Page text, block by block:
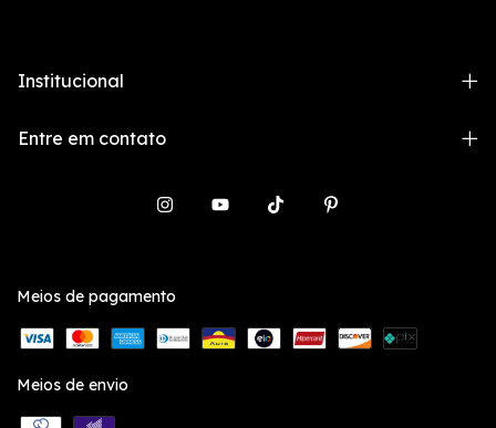
Institucional
Entre em contato
Meios de pagamento
Meios de envio